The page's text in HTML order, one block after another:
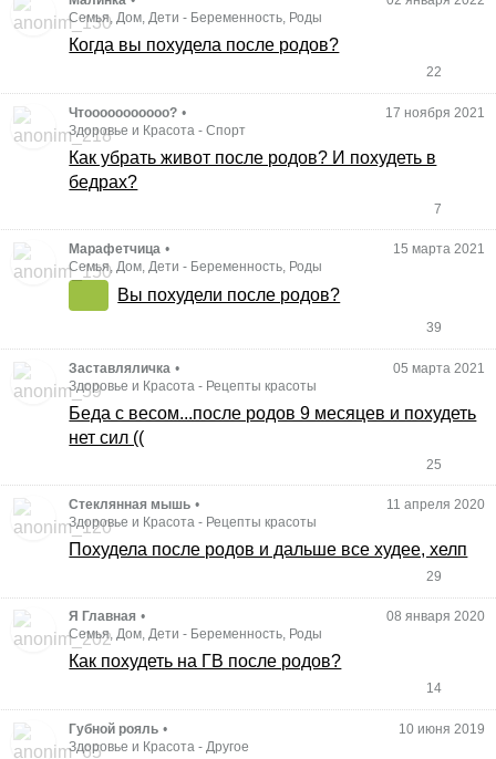
Семья, Дом, Дети - Беременность, Роды
Когда вы похудела после родов?
22
Чтооооооооооо? •
17 ноября 2021
Здоровье и Красота -Спорт
Как убрать живот после родов? И похудеть в
бедрах?
7
Марафетчица •
15 марта 2021
Семья, Дом, Дети - Беременность, Роды
Вы похудели после родов?
39
Заставляличка •
05 марта 2021
Здоровье и Красота - Рецепты красоты
Беда с весом...после родов 9 месяцев и похудеть
нет сил ((
25
Стеклянная мышь •
11 апреля 2020
Здоровье и Красота - Рецепты красоты
Похудела после родов и дальше все худее, хелп
29
Я Главная •
08 января 2020
Семья, Дом, Дети - Беременность, Роды
Как похудеть на ГВ после родов?
14
Губной рояль •
10 июня 2019
Здоровье и Красота-Другое